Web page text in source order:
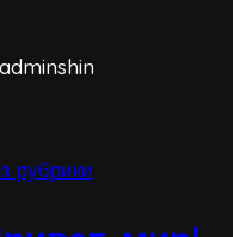
adminshin
рубрики